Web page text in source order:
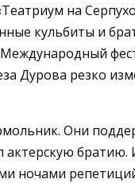
на
кульбиты и
Дурова резко
Они
братию.
ночами